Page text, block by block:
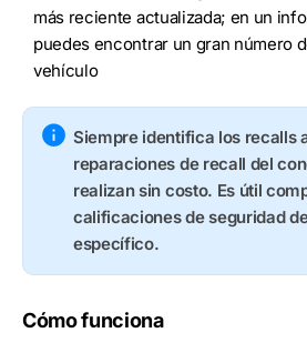
más reciente actualizada; en un
puedes encontrar un gran número
vehículo
Siempre identifica los recalls
reparaciones de recall del
realizan sin costo. Es útil
calificaciones de seguridad
específico.
Cómo funciona